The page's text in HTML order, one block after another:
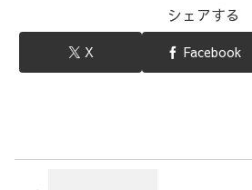
シェアする
X Facebook